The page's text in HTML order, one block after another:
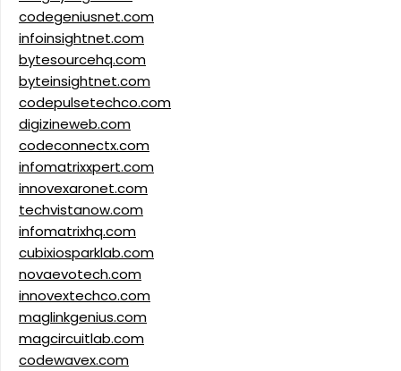
codegeniusnet.com
infoinsightnet.com
bytesourcehq.com
byteinsightnet.com
codepulsetechco.com
digizineweb.com
codeconnectx.com
infomatrixxpert.com
innovexaronet.com
techvistanow.com
infomatrixhq.com
cubixiosparklab.com
novaevotech.com
innovextechco.com
maglinkgenius.com
magcircuitlab.com
codewavex.com